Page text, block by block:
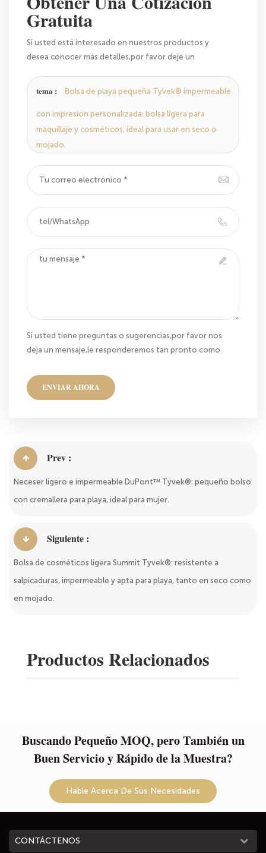
Gratuita
Si usted está interesado en nuestros productos y
desea conocer más detalles,por favor deje un
podamos.
tema : Bolsa de playa pequeña Tyvek® impermeable
con impresión personalizada: bolsa ligera para
maquillaje y cosméticos, ideal para usar en seco o
mojado.
Si usted tiene preguntas o sugerencias,por favor nos
deja un mensaje,le responderemos tan pronto como
ENVIAR AHORA
Prev :
Neceser ligero e impermeable DuPont™ Tyvek®: pequeño bolso
con cremallera para playa, ideal para mujer.
Siguiente :
Bolsa de cosméticos ligera Summit Tyvek®: resistente a
salpicaduras, impermeable y apta para playa, tanto en seco como
en mojado.
Productos Relacionados
Buscando Pequeño MOQ, pero También un
Buen Servicio y Rápido de la Muestra?
Hable Acerca De Sus Necesidades
CONTÁCTENOS